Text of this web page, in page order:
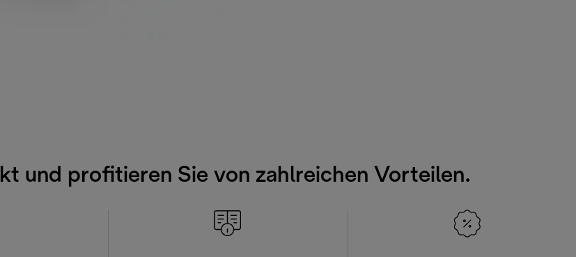
und profitieren Sie von zahlreichen Vorteilen.